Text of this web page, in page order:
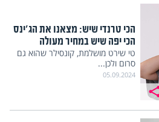
הכי טרנדי שיש: מצאנו את הג'ינס
הכי יפה שיש במחיר מעולה
טי שירט מושלמת, קונסילר שהוא גם
סרום ולכן...
05.09.2024